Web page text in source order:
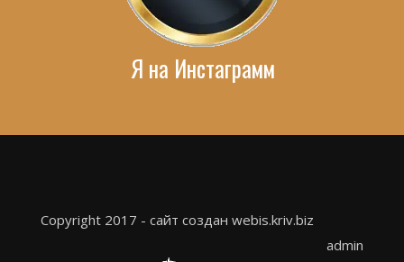
Я на Инстаграмм
Copyright 2017 - сайт создан webis.kriv.biz
admin